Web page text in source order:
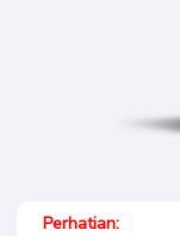
Perhatian: